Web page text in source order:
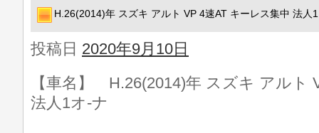
H.26(2014)年 スズキ アルト VP 4速AT キーレス集中 法人
投稿日 2020年9月10日
【車名】 H.26(2014)年 スズキ アルト
法人1オ-ナ